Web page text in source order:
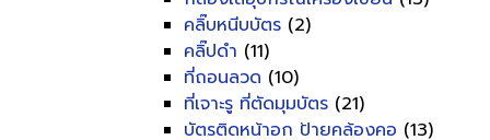
คลิ๊บหนีบบัตร (2)
คลิ๊ปดำ (11)
ที่ถอนลวด (10)
ที่เจาะรู ที่ตัดมุมบัตร (21)
บัตรติดหน้าอก ป้ายคล้องคอ (13)